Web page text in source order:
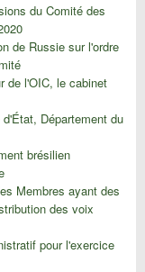
du Comité des
de Russie sur l'ordre
de l'OIC, le cabinet
Département du
brésilien
Membres ayant des
des voix
pour l'exercice